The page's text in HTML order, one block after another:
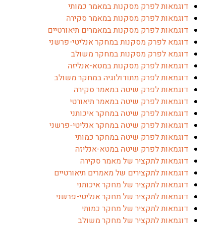
דוגמאות לפרק מסקנות במאמר כמותי
דוגמאות לפרק מסקנות במאמר סקירה
דוגמאות לפרק מסקנות במאמרים תיאורטיים
דוגמא לפרק מסקנות במחקר אנליטי-פרשני
דוגמא לפרק מסקנות במחקר משולב
דוגמאות לפרק מסקנות במטא-אנליזה
דוגמאות לפרק מתודולוגיה במחקר משולב
דוגמאות לפרק שיטה במאמר סקירה
דוגמאות לפרק שיטה במאמר תיאורטי
דוגמאות לפרק שיטה במחקר איכותני
דוגמאות לפרק שיטה במחקר אנליטי-פרשני
דוגמאות לפרק שיטה במחקר כמותי
דוגמאות לפרק שיטה במטא-אנליזה
דוגמאות לתקציר של מאמר סקירה
דוגמאות לתקצירים של מאמרים תיאורטיים
דוגמאות לתקציר של מחקר איכותני
דוגמאות לתקציר של מחקר אנליטי-פרשני
דוגמאות לתקציר של מחקר כמותי
דוגמאות לתקציר של מחקר משולב